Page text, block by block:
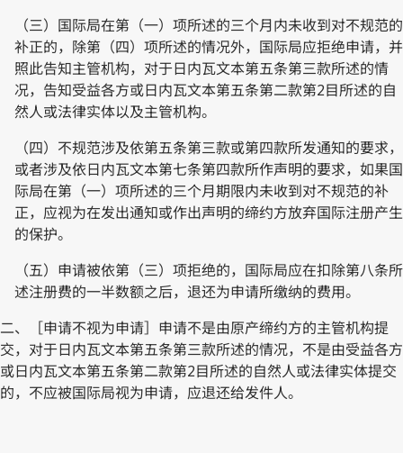
（三）国际局在第（一）项所述的三个月内未收到对不规范的
补正的，除第（四）项所述的情况外，国际局应拒绝申请，并
照此告知主管机构，对于日内瓦文本第五条第三款所述的情
况，告知受益各方或日内瓦文本第五条第二款第2目所述的自
然人或法律实体以及主管机构。
（四）不规范涉及依第五条第三款或第四款所发通知的要求，
或者涉及依日内瓦文本第七条第四款所作声明的要求，如果国
际局在第（一）项所述的三个月期限内未收到对不规范的补
正，应视为在发出通知或作出声明的缔约方放弃国际注册产生
的保护。
（五）申请被依第（三）项拒绝的，国际局应在扣除第八条所
述注册费的一半数额之后，退还为申请所缴纳的费用。
二、［申请不视为申请］申请不是由原产缔约方的主管机构提
交，对于日内瓦文本第五条第三款所述的情况，不是由受益各方
或日内瓦文本第五条第二款第2目所述的自然人或法律实体提交
的，不应被国际局视为申请，应退还给发件人。